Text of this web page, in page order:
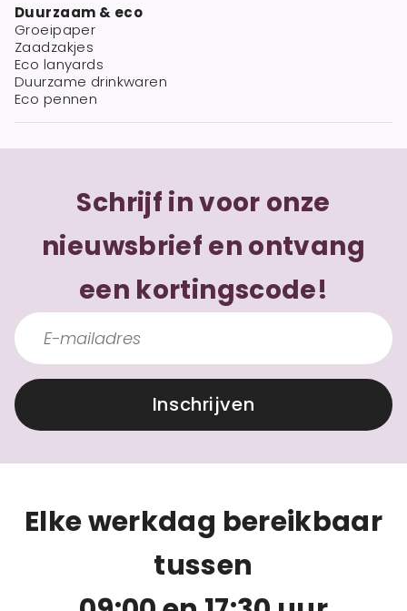
Duurzaam & eco
Groeipaper
Zaadzakjes
Eco lanyards
Duurzame drinkwaren
Eco pennen
Schrijf in voor onze
nieuwsbrief en ontvang
een kortingscode!
Inschrijven
Elke werkdag bereikbaar
tussen